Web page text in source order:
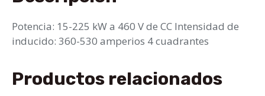
Potencia: 15-225 kW a 460 V de CC Intensidad de
inducido: 360-530 amperios 4 cuadrantes
Productos relacionados